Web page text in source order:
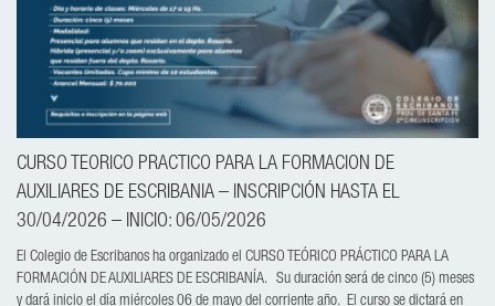
CURSO TEORICO PRACTICO PARA LA FORMACION DE
AUXILIARES DE ESCRIBANIA – INSCRIPCIÓN HASTA EL
30/04/2026 – INICIO: 06/05/2026
El Colegio de Escribanos ha organizado el CURSO TEÓRICO PRÁCTICO PARA LA
FORMACIÓN DE AUXILIARES DE ESCRIBANÍA. Su duración será de cinco (5) meses
y dará inicio el día miércoles 06 de mayo del corriente año. El curso se dictará en